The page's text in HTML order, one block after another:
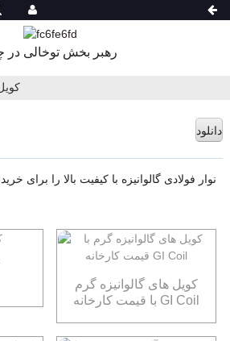
رهبر بخش توخالی در
دانلود
کویل های گالوانیزه گرم
با قیمت کارخانه GI Coil